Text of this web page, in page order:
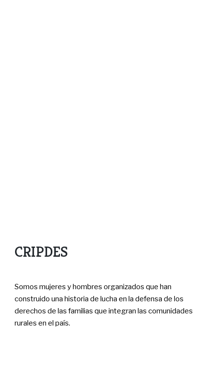
CRIPDES
Somos mujeres y hombres organizados que han
construido una historia de lucha en la defensa de los
derechos de las familias que integran las comunidades
rurales en el país.